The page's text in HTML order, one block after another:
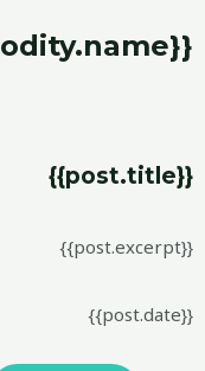
{{commodity.name}}
{{post.title}}
{{post.excerpt}}
{{post.date}}